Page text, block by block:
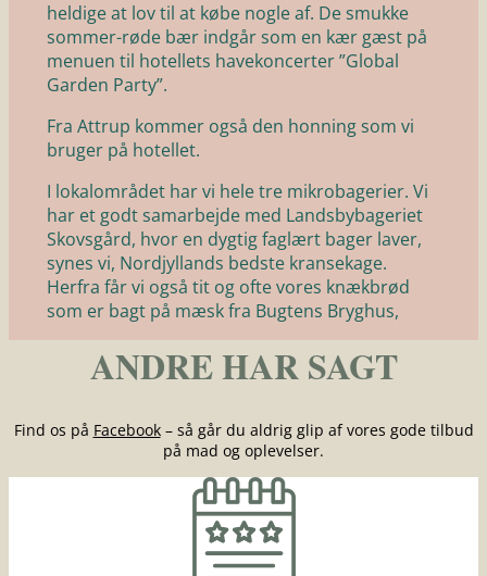
heldige at lov til at købe nogle af. De smukke
sommer-røde bær indgår som en kær gæst på
menuen til hotellets havekoncerter ”Global
Garden Party”.
Fra Attrup kommer også den honning som vi
bruger på hotellet.
I lokalområdet har vi hele tre mikrobagerier. Vi
har et godt samarbejde med Landsbybageriet
Skovsgård, hvor en dygtig faglært bager laver,
synes vi, Nordjyllands bedste kransekage.
Herfra får vi også tit og ofte vores knækbrød
som er bagt på mæsk fra Bugtens Bryghus,
ANDRE HAR SAGT
Find os på Facebook– så går du aldrig glip af vores gode tilbud
på mad og oplevelser.